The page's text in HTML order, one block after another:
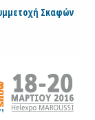
Σκαφών